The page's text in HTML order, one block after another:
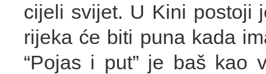
cijeli svijet. U Kini postoji
rijeka će biti puna kada
“Pojas i put” je baš kao